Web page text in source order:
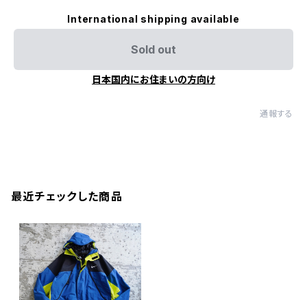
International shipping available
Sold out
日本国内にお住まいの方向け
通報する
最近チェックした商品